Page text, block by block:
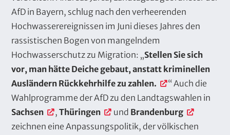
AfD in Bayern, schlug nach den verheerenden
Hochwasserereignissen im Juni dieses Jahres den
rassistischen Bogen von mangelndem
Hochwasserschutz zu Migration: „Stellen Sie sich
vor, man hätte Deiche gebaut, anstatt kriminellen
Ausländern Rückkehrhilfe zu zahlen.
“ Auch die
Wahlprogramme der AfD zu den Landtagswahlen in
Sachsen
, Thüringen und Brandenburg
zeichnen eine Anpassungspolitik, der völkischen